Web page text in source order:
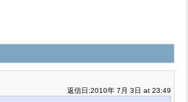
返信日:2010年 7月 3日 at 23:49